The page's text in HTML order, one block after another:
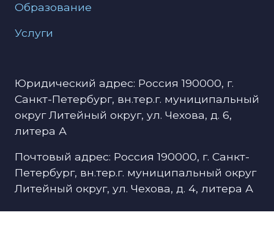
Образование
Услуги
Юридический адрес: Россия 190000, г.
Санкт-Петербург, вн.тер.г. муниципальный
округ Литейный округ, ул. Чехова, д. 6,
литера А
Почтовый адрес: Россия 190000, г. Санкт-
Петербург, вн.тер.г. муниципальный округ
Литейный округ, ул. Чехова, д. 4, литера А